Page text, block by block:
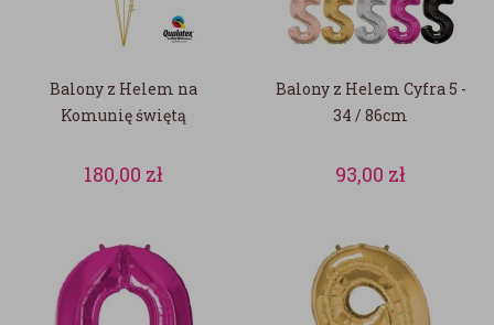
Balony z Helem na
Komunię świętą
180,00 zł
Balony z Helem Cyfra 5 -
34 / 86cm
93,00 zł